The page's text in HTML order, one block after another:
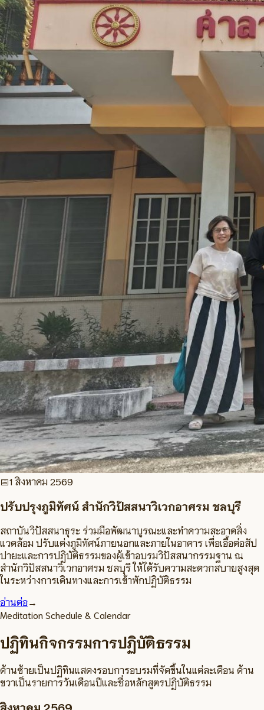
📅1 สิงหาคม 2569
ปรับปรุงภูมิทัศน์ สำนักวิปัสสนาวิเวกอาศรม ชลบุรี
สถาบันวิปัสสนาธุระ ร่วมมือพัฒนาบูรณะและทำความสะอาดสิ่ง
แวดล้อม ปรับแต่งภูมิทัศน์ภายนอกและภายในอาคาร เพื่อเอื้อต่อสัป
ปายะและการปฏิบัติธรรมของผู้เข้าอบรมวิปัสสนากรรมฐาน ณ
สำนักวิปัสสนาวิเวกอาศรม ชลบุรี ให้ได้รับความสะดวกสบายสูงสุด
ในระหว่างการเดินทางและการเข้าพักปฏิบัติธรรม
อ่านต่อ→
Meditation Schedule & Calendar
ปฏิทินกิจกรรมการปฏิบัติธรรม
ด้านซ้ายเป็นปฏิทินแสดงรอบการอบรมที่จัดขึ้นในแต่ละเดือน ด้าน
ขวาเป็นรายการวันเดือนปีและชื่อหลักสูตรปฏิบัติธรรม
สิงหาคม 2569